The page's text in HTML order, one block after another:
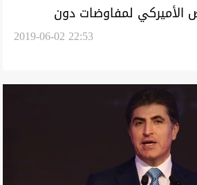
الأميركي لمفاوضات دون
2019-06-02 22:53